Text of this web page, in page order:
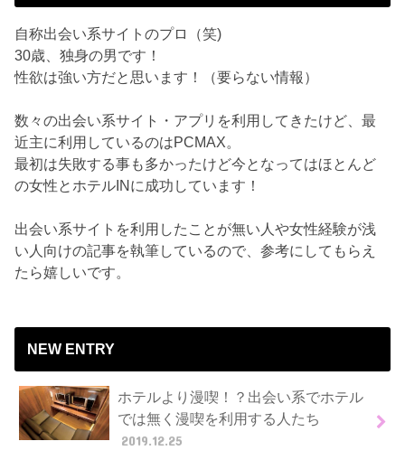
自称出会い系サイトのプロ（笑)
30歳、独身の男です！
性欲は強い方だと思います！（要らない情報）
数々の出会い系サイト・アプリを利用してきたけど、最
近主に利用しているのはPCMAX。
最初は失敗する事も多かったけど今となってはほとんど
の女性とホテルINに成功しています！
出会い系サイトを利用したことが無い人や女性経験が浅
い人向けの記事を執筆しているので、参考にしてもらえ
たら嬉しいです。
NEW ENTRY
ホテルより漫喫！？出会い系でホテル
では無く漫喫を利用する人たち
2019.12.25